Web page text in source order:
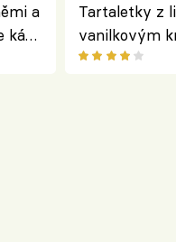
a
Tartaletky z
vanilkovým
ovocem